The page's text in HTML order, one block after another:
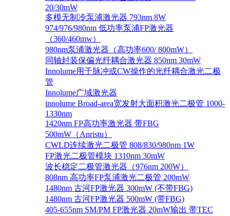
20/30mW
多模无制冷泵浦激光器 793nm 8W
974/976/980nm 低功率泵浦FP激光器
（360/460mw）
980nm泵浦激光器（高功率600/ 800mW）
同轴封装保偏光纤耦合激光器 850nm 30mW
Innolume用于脉冲或CW操作的光纤耦合激光二极
管
Innolume广域激光器
innolume Broad-area宽发射大面积激光二极管 1000-
1330nm
1420nm FP高功率激光器 带FBG
500mW（Anristu）
CWLD连续激光二极管 808/830/980nm 1W
FP激光二极管模块 1310nm 30mW
波长稳定二极管激光器（976nm 200W）
808nm 高功率FP泵浦激光二极管 200mW
1480nm 古河FP激光器 300mW (不带FBG)
1480nm 古河FP激光器 500mW (带FBG)
405-655nm SM/PM FP激光器 20mW输出 带TEC